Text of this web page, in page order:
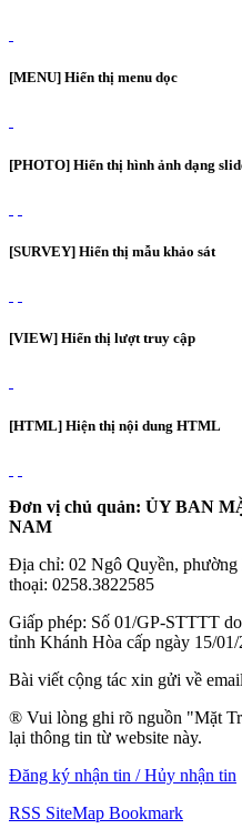
[MENU] Hiển thị menu dọc
[PHOTO] Hiển thị hình ảnh dạng
[SURVEY] Hiển thị mẫu khảo sát
[VIEW] Hiển thị lượt truy cập
[HTML] Hiện thị nội dung HTML
Đơn vị chủ quản: ỦY BAN
NAM
Địa chỉ: 02 Ngô Quyền,
thoại: 0258.3822585
Giấp phép: Số 01/GP-STTTT
tỉnh Khánh Hòa cấp ngày 15/
Bài viết cộng tác xin gửi về
® Vui lòng ghi rõ nguồn "Mặt
lại thông tin từ website này.
Đăng ký nhận tin / Hủy nhận tin
RSS SiteMap Bookmark